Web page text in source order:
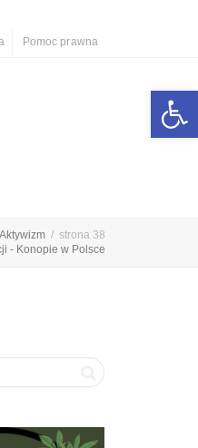
Pomoc prawna
Aktywizm
strona 38
- Konopie w Polsce